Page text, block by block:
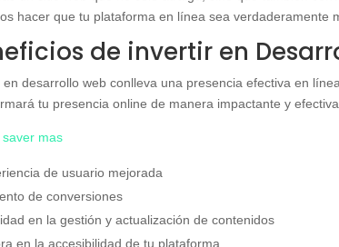
hacer que tu plataforma en línea sea verdaderamente
de invertir en
en desarrollo web conlleva una presencia efectiva en
tu presencia online de manera impactante y efectiva.
mas
de usuario mejorada
de conversiones
en la gestión y actualización de contenidos
en la accesibilidad de tu plataforma